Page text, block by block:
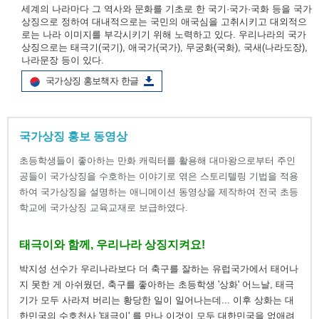
세계의 나라마다 그 역사와 문화를 기초로 한 국기·국가·국화 등을 국가
상징으로 정하여 대내적으로는 국민의 애국심을 고취시키고 대외적으
로는 나라 이미지를 부각시키기 위해 노력하고 있다. 우리나라의 국가
상징으로는 태극기(국기), 애국가(국가), 무궁화(국화), 국새(나라도장),
나라문장 등이 있다.
국가상징 홍보책자 한글
국가상징 홍보 동영상
초등학생들이 좋아하는 만화 캐릭터를 활용해 대마왕으로부터 주인
공들이 국가상징을 수호하는 이야기로 엮은 스토리텔링 기법을 적용
하여 국가상징을 설명하는 애니메이션 동영상을 제작하여 전국 초등
학교에 국가상징 교육교재로 보급하였다.
태극이와 함께, 우리나라 상징지켜요!
박지성 선수가 우리나라보다 더 축구를 잘하는 유럽국가에서 태어나
지 못한 게 아쉬웠던, 축구를 좋아하는 초등학생 '상화' 어느날, 태극
기가 모두 사라져 버리는 황당한 일이 일어나는데... 이후 상화는 대
한민국의 수호천사 '태극이' 를 만나 이것이 모두 대한민국을 없애려